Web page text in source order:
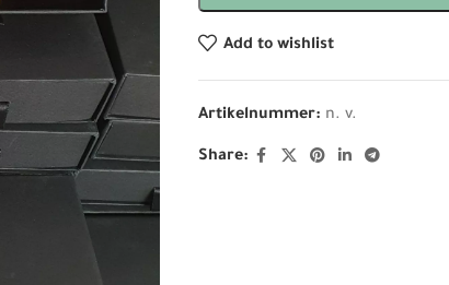
Add to wishlist
Artikelnummer: n. v.
Share: